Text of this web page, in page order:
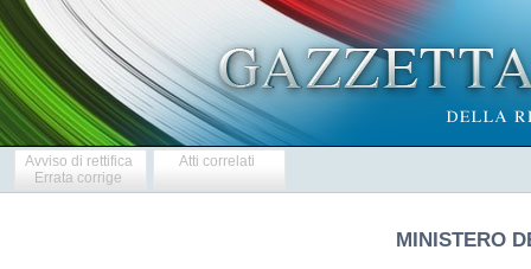
Avviso di rettifica
Errata corrige
Atti correlati
MINISTERO